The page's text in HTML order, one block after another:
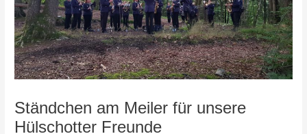
Ständchen am Meiler für unsere
Hülschotter Freunde